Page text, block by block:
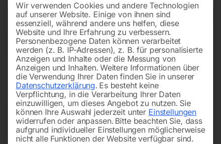
Wir verwenden Cookies und andere Technologien
auf unserer Website. Einige von ihnen sind
essenziell, während andere uns helfen, diese
Website und Ihre Erfahrung zu verbessern.
Personenbezogene Daten können verarbeitet
werden (z. B. IP-Adressen), z. B. für personalisierte
Anzeigen und Inhalte oder die Messung von
Anzeigen und Inhalten. Weitere Informationen über
die Verwendung Ihrer Daten finden Sie in unserer
Datenschutzerklärung. Es besteht keine
Verpflichtung, in die Verarbeitung Ihrer Daten
einzuwilligen, um dieses Angebot zu nutzen. Sie
können Ihre Auswahl jederzeit unter Einstellungen
widerrufen oder anpassen. Bitte beachten Sie, dass
aufgrund individueller Einstellungen möglicherweise
nicht alle Funktionen der Website verfügbar sind.